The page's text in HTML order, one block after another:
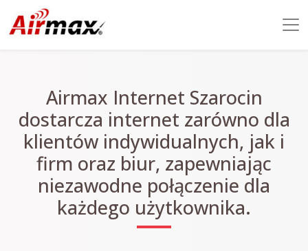
Airmax Internet Szarocin
dostarcza internet zarówno dla
klientów indywidualnych, jak i
firm oraz biur, zapewniając
niezawodne połączenie dla
każdego użytkownika.